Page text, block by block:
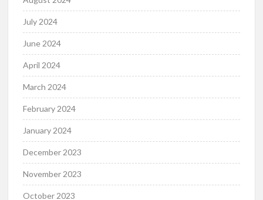
July 2024
June 2024
April 2024
March 2024
February 2024
January 2024
December 2023
November 2023
October 2023